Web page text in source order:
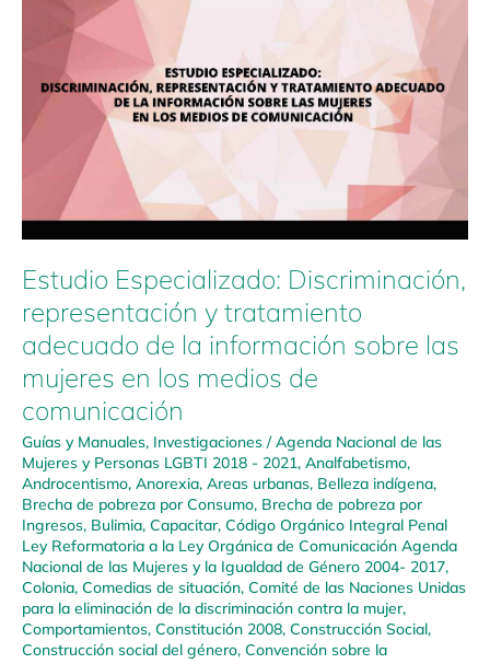
Estudio Especializado: Discriminación,
representación y tratamiento
adecuado de la información sobre las
mujeres en los medios de
comunicación
Guías y Manuales, Investigaciones /Agenda Nacional de las
Mujeres y Personas LGBTI 2018 - 2021, Analfabetismo,
Androcentismo, Anorexia, Areas urbanas, Belleza indígena,
Brecha de pobreza por Consumo, Brecha de pobreza por
Ingresos, Bulimia, Capacitar, Código Orgánico Integral Penal
Ley Reformatoria a la Ley Orgánica de Comunicación Agenda
Nacional de las Mujeres y la Igualdad de Género 2004- 2017,
Colonia, Comedias de situación, Comité de las Naciones Unidas
para la eliminación de la discriminación contra la mujer,
Comportamientos, Constitución 2008, Construcción Social,
Construcción social del género, Convención sobre la
representación
tratamiento
adecuado
la
información
mujeres
los
medios
de
comunicación